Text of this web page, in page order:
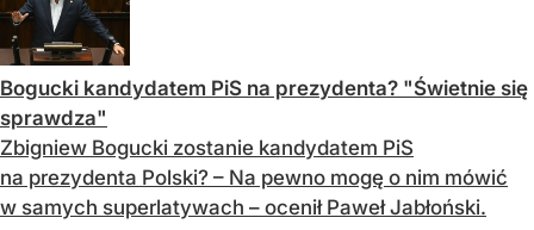
Bogucki kandydatem PiS na prezydenta? "Świetnie się
sprawdza"
Zbigniew Bogucki zostanie kandydatem PiS
na prezydenta Polski? – Na pewno mogę o nim mówić
w samych superlatywach – ocenił Paweł Jabłoński.